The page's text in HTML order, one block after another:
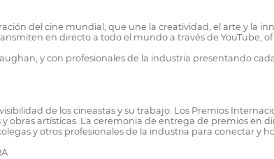
del cine mundial, que une la creatividad, el arte y la
en directo a todo el mundo a través de YouTube,
y con profesionales de la industria presentando
de los cineastas y su trabajo. Los Premios
artísticas. La ceremonia de entrega de premios en
y otros profesionales de la industria para conectar y